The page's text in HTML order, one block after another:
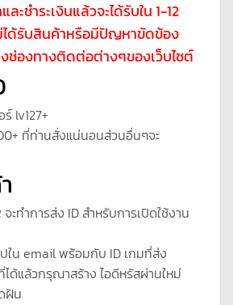
ะชำระเงินแล้วจะได้รับใน 1-12
ได้รับสินค้าหรือมีปัญหาขัดข้อง
องทางติดต่อต่างๆของเว็บไซต์
lv127+
ที่ท่านสั่งแน่นอนส่วนอื่นๆจะ
จะทำการส่ง ID สำหรับการเปิดใช้งาน
ปใน email พร้อมกับ ID เกมที่ส่ง
ได้แล้วกรุณาสร้าง ไอดีหรัสผ่านใหม่
ฝัน